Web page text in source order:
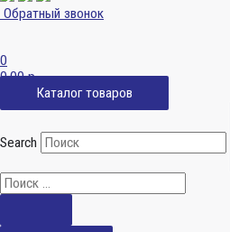
Обратный звонок
0
0,00р.
Каталог товаров
Search